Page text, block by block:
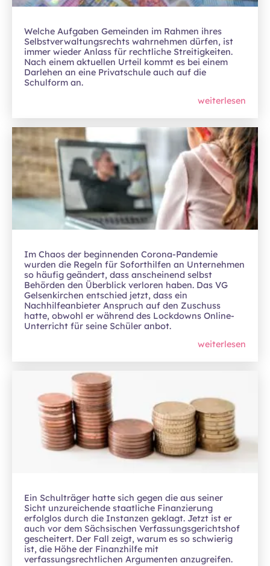
Welche Aufgaben Gemeinden im Rahmen ihres
Selbstverwaltungsrechts wahrnehmen dürfen, ist
immer wieder Anlass für rechtliche Streitigkeiten.
Nach einem aktuellen Urteil kommt es bei einem
Darlehen an eine Privatschule auch auf die
Schulform an.
weiterlesen
Im Chaos der beginnenden Corona-Pandemie
wurden die Regeln für Soforthilfen an Unternehmen
so häufig geändert, dass anscheinend selbst
Behörden den Überblick verloren haben. Das VG
Gelsenkirchen entschied jetzt, dass ein
Nachhilfeanbieter Anspruch auf den Zuschuss
hatte, obwohl er während des Lockdowns Online-
Unterricht für seine Schüler anbot.
weiterlesen
Ein Schulträger hatte sich gegen die aus seiner
Sicht unzureichende staatliche Finanzierung
erfolglos durch die Instanzen geklagt. Jetzt ist er
auch vor dem Sächsischen Verfassungsgerichtshof
gescheitert. Der Fall zeigt, warum es so schwierig
ist, die Höhe der Finanzhilfe mit
verfassungsrechtlichen Argumenten anzugreifen.